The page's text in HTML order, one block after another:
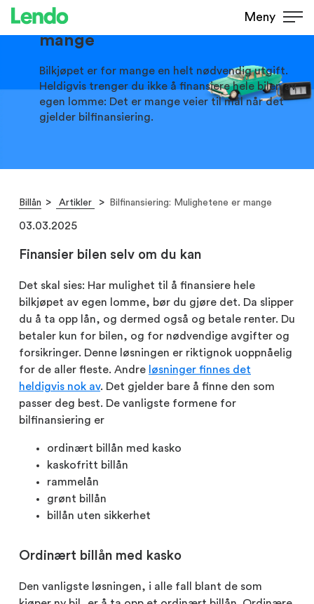
Meny
Bilfinansiering: Mulighetene er
mange
Bilkjøpet er for mange en helt nødvendig utgift.
Heldigvis trenger du ikke å finansiere hele bilen av
egen lomme: Det er mange veier til mål når det
gjelder bilfinansiering.
Billån Artikler Bilfinansiering: Mulighetene er mange
03.03.2025
Finansier bilen selv om du kan
Det skal sies: Har mulighet til å finansiere hele
bilkjøpet av egen lomme, bør du gjøre det. Da slipper
du å ta opp lån, og dermed også og betale renter. Du
betaler kun for bilen, og for nødvendige avgifter og
forsikringer. Denne løsningen er riktignok uoppnåelig
for de aller fleste. Andre løsninger finnes det
heldigvis nok av. Det gjelder bare å finne den som
passer deg best. De vanligste formene for
bilfinansiering er
ordinært billån med kasko
kaskofritt billån
rammelån
grønt billån
billån uten sikkerhet
Ordinært billån med kasko
Den vanligste løsningen, i alle fall blant de som